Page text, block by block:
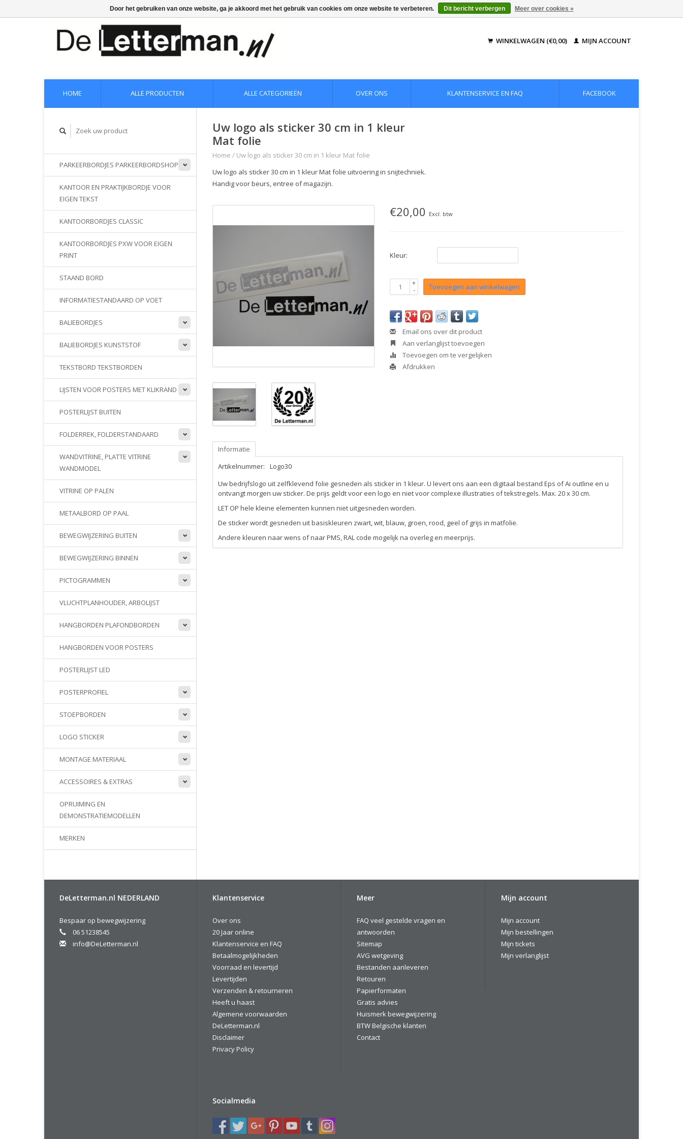
WINKELWAGEN (€0,00) MIJN ACCOUNT
HOME ALLE PRODUCTEN ALLE CATEGORIEËN OVER ONS KLANTENSERVICE EN FAQ FACEBOOK
PARKEERBORDJES PARKEERBORDSHOP
KANTOOR EN PRAKTIJKBORDJE VOOR
EIGEN TEKST
KANTOORBORDJES CLASSIC
KANTOORBORDJES PXW VOOR EIGEN
PRINT
STAAND BORD
INFORMATIESTANDAARD OP VOET
BALIEBORDJES
BALIEBORDJES KUNSTSTOF
TEKSTBORD TEKSTBORDEN
LIJSTEN VOOR POSTERS MET KLIKRAND
POSTERLIJST BUITEN
FOLDERREK, FOLDERSTANDAARD
WANDVITRINE, PLATTE VITRINE
WANDMODEL
VITRINE OP PALEN
METAALBORD OP PAAL
BEWEGWIJZERING BUITEN
BEWEGWIJZERING BINNEN
PICTOGRAMMEN
VLUCHTPLANHOUDER, ARBOLIJST
HANGBORDEN PLAFONDBORDEN
HANGBORDEN VOOR POSTERS
POSTERLIJST LED
POSTERPROFIEL
STOEPBORDEN
LOGO STICKER
MONTAGE MATERIAAL
ACCESSOIRES & EXTRAS
OPRUIMING EN
DEMONSTRATIEMODELLEN
MERKEN
Uw logo als sticker 30 cm in 1 kleur
Mat folie
Home / Uw logo als sticker 30 cm in 1 kleur Mat folie
Uw logo als sticker 30 cm in 1 kleur Mat folie uitvoering in snijtechniek.
Handig voor beurs, entree of magazijn.
€20,00 Excl. btw
Kleur:
+
- Toevoegen aan winkelwagen
Email ons over dit product
Aan verlanglijst toevoegen
Toevoegen om te vergelijken
Afdrukken
Informatie
Artikelnummer:
Logo30
Uw bedrijfslogo uit zelfklevend folie gesneden als sticker in 1 kleur. U levert ons aan een digitaal bestand Eps of Ai outline en u
ontvangt morgen uw sticker. De prijs geldt voor een logo en niet voor complexe illustraties of tekstregels. Max. 20 x 30 cm.
LET OP hele kleine elementen kunnen niet uitgesneden worden.
De sticker wordt gesneden uit basiskleuren zwart, wit, blauw, groen, rood, geel of grijs in matfolie.
Andere kleuren naar wens of naar PMS, RAL code mogelijk na overleg en meerprijs.
DeLetterman.nl NEDERLAND
Bespaar op bewegwijzering
06 51238545
info@DeLetterman.nl
Klantenservice
Over ons
20 Jaar online
Klantenservice en FAQ
Betaalmogelijkheden
Voorraad en levertijd
Levertijden
Verzenden & retourneren
Heeft u haast
Algemene voorwaarden
DeLetterman.nl
Disclaimer
Privacy Policy
Meer
FAQ veel gestelde vragen en
antwoorden
Sitemap
AVG wetgeving
Bestanden aanleveren
Retouren
Papierformaten
Gratis advies
Huismerk bewegwijzering
BTW Belgische klanten
Contact
Mijn account
Mijn account
Mijn bestellingen
Mijn tickets
Mijn verlanglijst
Socialmedia
Door het gebruiken van onze website, ga je akkoord met het gebruik van cookies om onze website te verbeteren. Dit bericht verbergen Meer over cookies »